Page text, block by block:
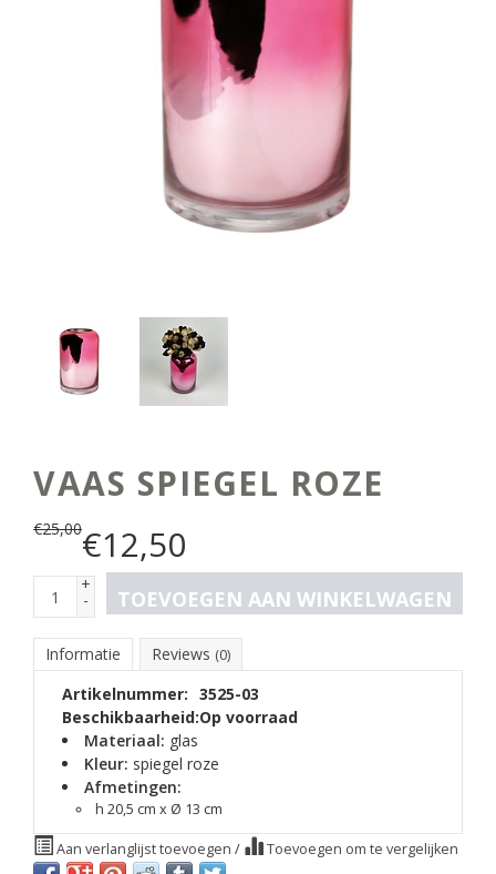
VAAS SPIEGEL ROZE
€25,00€12,50
+
- TOEVOEGEN AAN WINKELWAGEN
Informatie Reviews (0)
Artikelnummer: 3525-03
Beschikbaarheid:Op voorraad
Materiaal: glas
Kleur: spiegel roze
Afmetingen:
h 20,5 cm x Ø 13 cm
Aan verlanglijst toevoegen / Toevoegen om te vergelijken